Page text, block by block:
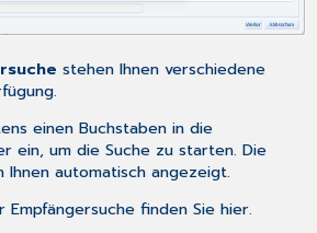
stehen Ihnen verschiedene
einen Buchstaben in die
ein, um die Suche zu starten. Die
Ihnen automatisch angezeigt.
finden Sie hier.